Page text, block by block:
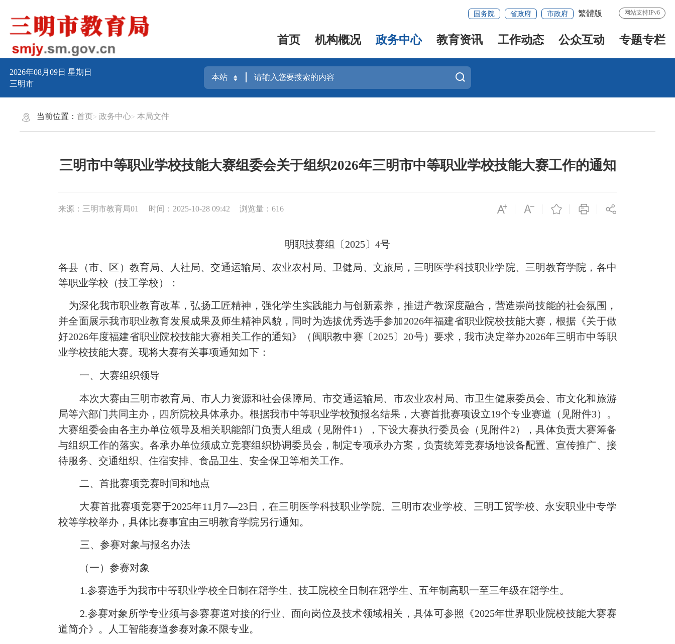
国务院 省政府 市政府 繁體版 网站支持IPv6
首页 机构概况 政务中心 教育资讯 工作动态 公众互动 专题专栏
2026年08月09日星期日
三明市
当前位置：首页 政务中心 本局文件
三明市中等职业学校技能大赛组委会关于组织2026年三明市中等职业学校技能大赛工作的通知
来源：三明市教育局01 时间：2025-10-28 09:42 浏览量：616
明职技赛组〔2025〕 4号
各县（市、区）教育局、人社局、交通运输局、农业农村局、卫健局、文旅局，三明医学科技职业学院、三明教育学院， 各中
等职业学校（技工学校）：
为深化我市职业教育改革，弘扬工匠精神，强化学生实践能力与创新素养，推进产教深度融合，营造崇尚技能的社会氛围，
并全面展示我市职业教育发展成果及师生精神风貌，同时为选拔优秀选手参加2026年福建省职业院校技能大赛，根据《关于做
好2026年度福建省职业院校技能大赛相关工作的通知》（闽职教中赛〔2025〕20号）要求，我市决定举办2026年三明市中等职
业学校技能大赛。现将大赛有关事项通知如下：
一、大赛组织领导
本次大赛由三明市教育局、市人力资源和社会保障局、市交通运输局、市农业农村局、市卫生健康委员会、市文化和旅游
局等六部门共同主办，四所院校具体承办。根据我市中等职业学校预报名结果，大赛首批赛项设立19个专业赛道（见附件3）。
大赛组委会由各主办单位领导及相关职能部门负责人组成（见附件1 ），下设大赛执行委员会（见附件2），具体负责大赛筹备
与组织工作的落实。各承办单位须成立竞赛组织协调委员会，制定专项承办方案，负责统筹竞赛场地设备配置、宣传推广、接
待服务、交通组织、住宿安排、食品卫生、安全保卫等相关工作。
二、首批赛项竞赛时间和地点
大赛首批赛项竞赛于2025年11 月 7—23日，在三明医学科技职业学院、三明市农业学校、三明工贸学校、永安职业中专学
校等学校举办，具体比赛事宜由三明教育学院另行通知。
三、参赛对象与报名办法
（一）参赛对象
1.参赛选手为我市中等职业学校全日制在籍学生、技工院校全日制在籍学生、五年制高职一至三年级在籍学生。
2.参赛对象所学专业须与参赛赛道对接的行业、面向岗位及技术领域相关，具体可参照《2025年世界职业院校技能大赛赛
道简介》。人工智能赛道参赛对象不限专业。